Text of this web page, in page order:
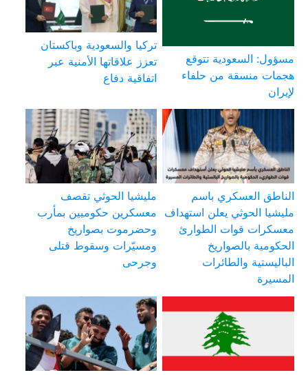
مسؤول: السعودية تتوقع
هجمات منسقة من حلفاء
لإيران
تركيا والسعودية وباكستان
تعزز علاقاتها الأمنية عبر
اتفاقية دفاع
الناطق العسكري باسم
مليشيا الحوثي يعلن استهداف
معسكرات قوات الطوارئ
الحكومية بالصواريخ
الباليستية والطائرات
المسيرة
مليشيا الحوثي تقصف
معسكرين حكوميين بمأرب
وحضرموت بصواريخ
ومسيّرات وسقوط قتلى
وجرحى